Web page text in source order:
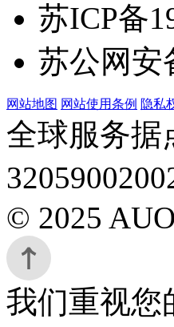
苏ICP备
苏公网安
网站地图 网站使用条例 隐私
全球服务据
© 2025
我们重视您